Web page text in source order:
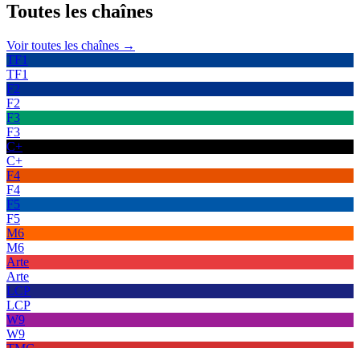
Toutes les chaînes
Voir toutes les chaînes →
TF1
TF1
F2
F2
F3
F3
C+
C+
F4
F4
F5
F5
M6
M6
Arte
Arte
LCP
LCP
W9
W9